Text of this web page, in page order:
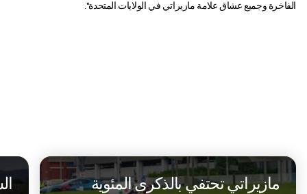
الفاخرة وجميع عشاق علامة مازيراتي في الولايات المتحدة".
مازيراتي تحتفي بالذكرى المئوية